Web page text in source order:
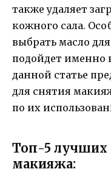
также удаляет
кожного сала.
выбрать масло
подойдет именно
данной статье
для снятия
по их
Топ-5 лучших
макияжа: